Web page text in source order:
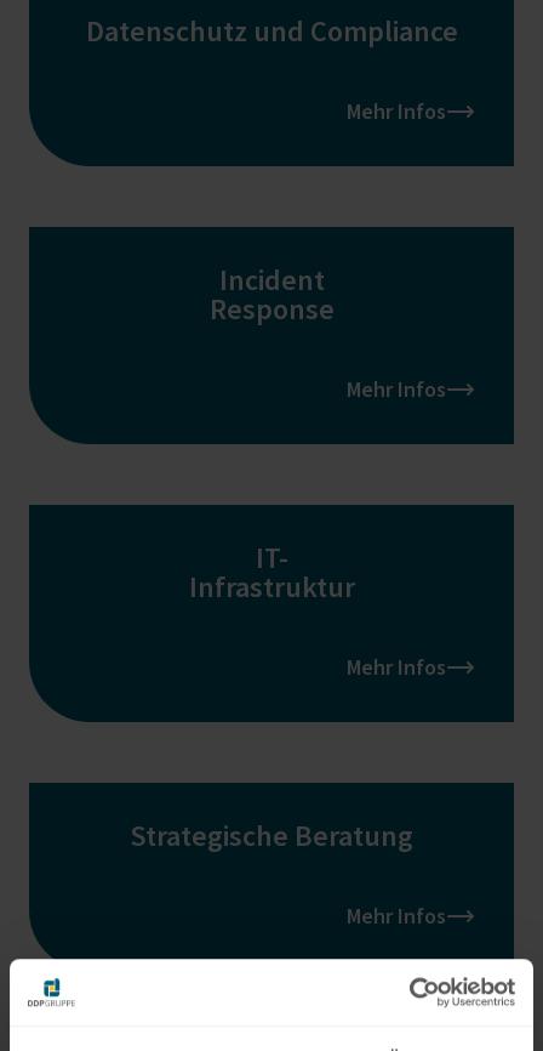
Datenschutz und Compliance
Mehr Infos
Incident
Response
Mehr Infos
IT-
Infrastruktur
Mehr Infos
Strategische Beratung
Mehr Infos